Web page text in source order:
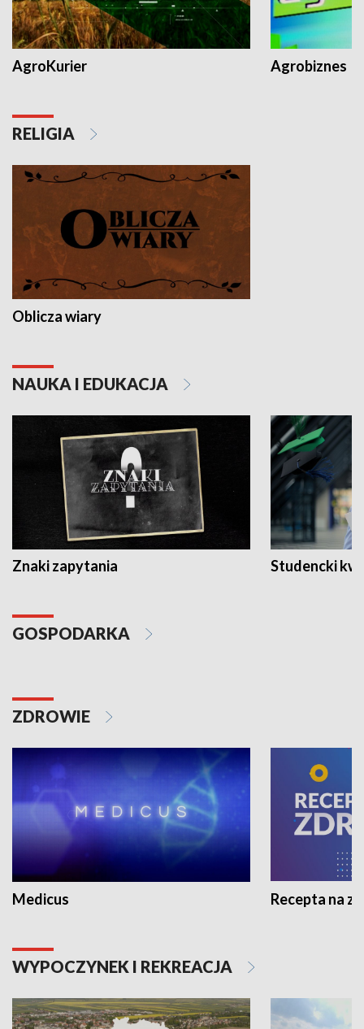
AgroKurier Agrobiznes
RELIGIA
Oblicza wiary
NAUKA I EDUKACJA
Znaki zapytania Studencki
GOSPODARKA
ZDROWIE
Medicus Recepta na
WYPOCZYNEK I REKREACJA